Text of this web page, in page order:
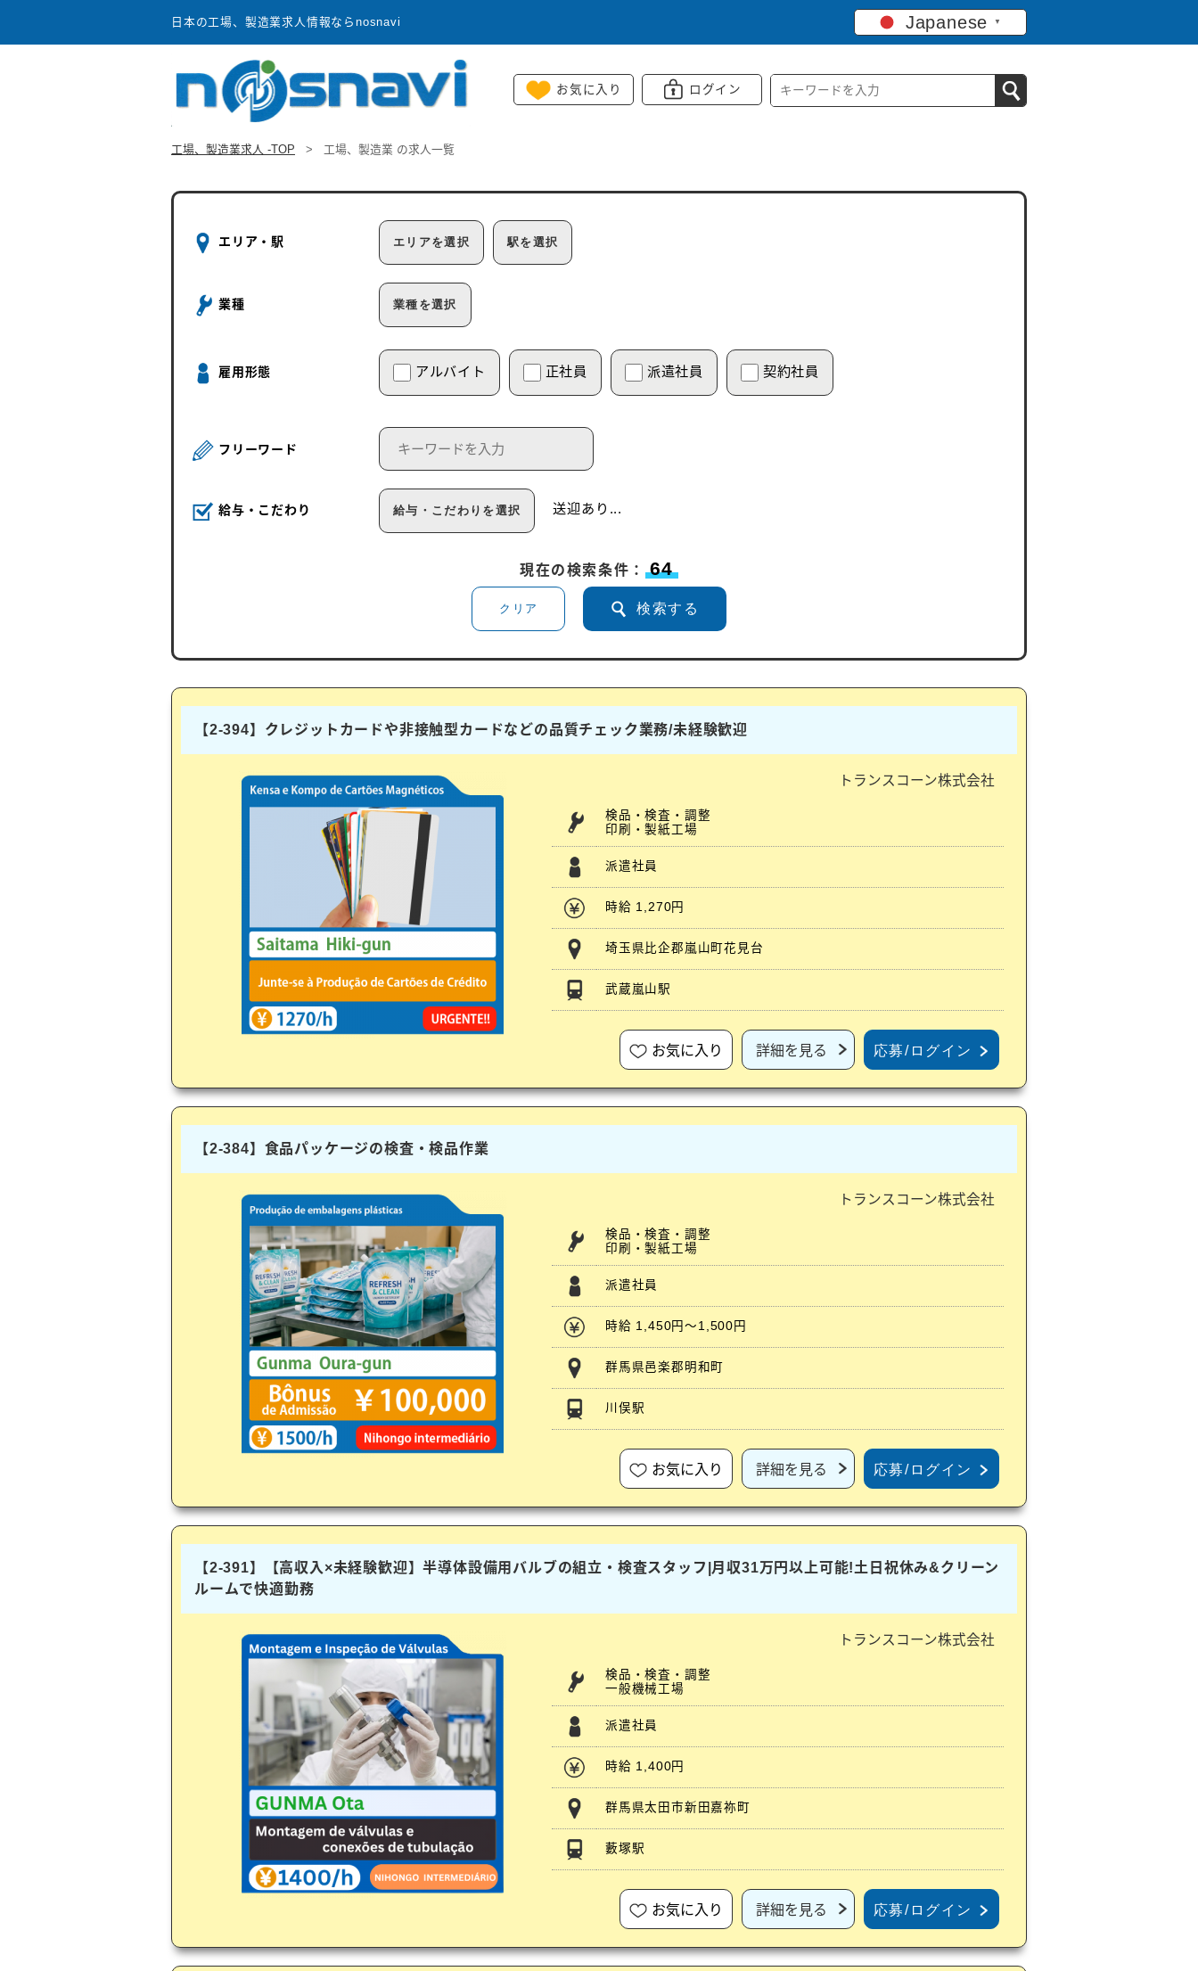
日本の工場、製造業求人情報ならnosnavi Japanese ▼
お気に入り ログイン
工場、製造業求人 -TOP > 工場、製造業 の求人一覧
エリア・駅 エリアを選択 駅を選択
業種 業種を選択
雇用形態 アルバイト 正社員 派遣社員 契約社員
フリーワード
給与・こだわり 給与・こだわりを選択 送迎あり ...
現在の検索条件： 64
クリア 検索する
【2-394】クレジットカードや非接触型カードなどの品質チェック業務/未経験歓迎
トランスコーン株式会社
検品・検査・調整
印刷・製紙工場
派遣社員
時給 1,270円
埼玉県比企郡嵐山町花見台
武蔵嵐山駅
お気に入り 詳細を見る 応募/ログイン
【2-384】食品パッケージの検査・検品作業
トランスコーン株式会社
検品・検査・調整
印刷・製紙工場
派遣社員
時給 1,450円～1,500円
群馬県邑楽郡明和町
川俣駅
お気に入り 詳細を見る 応募/ログイン
【2-391】【高収入×未経験歓迎】半導体設備用バルブの組立・検査スタッフ|月収31万円以上可能!土日祝休み&クリーン
ルームで快適勤務
トランスコーン株式会社
検品・検査・調整
一般機械工場
派遣社員
時給 1,400円
群馬県太田市新田嘉祢町
藪塚駅
お気に入り 詳細を見る 応募/ログイン